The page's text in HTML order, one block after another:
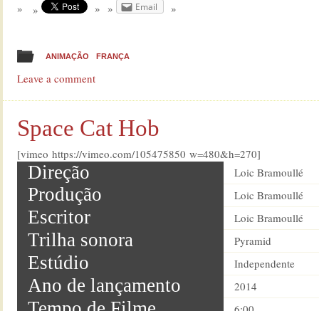
Email
ANIMAÇÃO FRANÇA
Leave a comment
Space Cat Hob
[vimeo https://vimeo.com/105475850 w=480&h=270]
Direção Loic Bramoullé
Produção Loic Bramoullé
Escritor Loic Bramoullé
Trilha sonora Pyramid
Estúdio Independente
Ano de lançamento 2014